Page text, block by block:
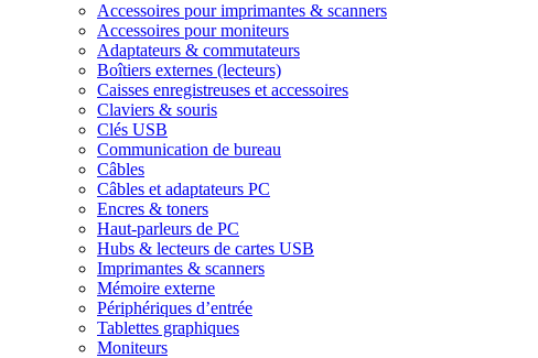
Accessoires pour imprimantes & scanners
Accessoires pour moniteurs
Adaptateurs & commutateurs
Boîtiers externes (lecteurs)
Caisses enregistreuses et accessoires
Claviers & souris
Clés USB
Communication de bureau
Câbles
Câbles et adaptateurs PC
Encres & toners
Haut-parleurs de PC
Hubs & lecteurs de cartes USB
Imprimantes & scanners
Mémoire externe
Périphériques d’entrée
Tablettes graphiques
Moniteurs